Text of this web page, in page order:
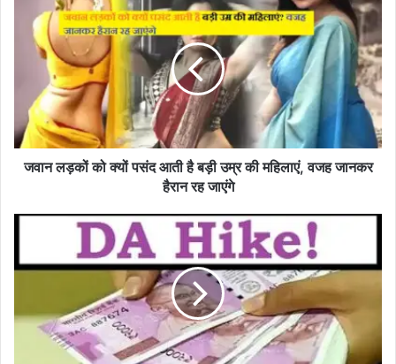
जवान लड़कों को क्यों पसंद आती है बड़ी उम्र की महिलाएं, वजह जानकर
हैरान रह जाएंगे